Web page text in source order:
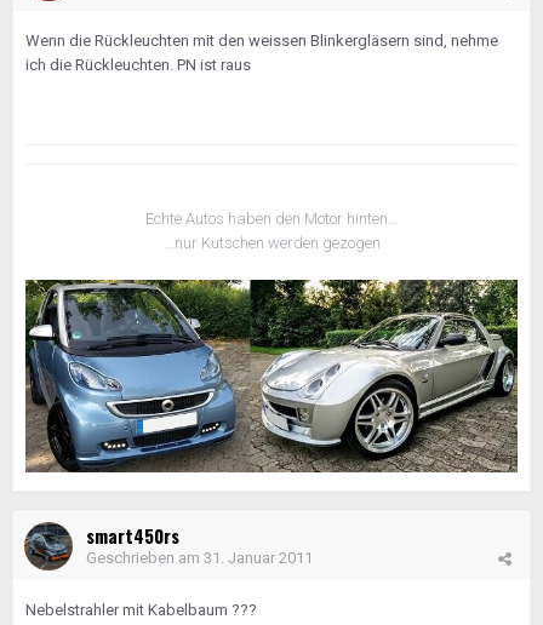
Wenn die Rückleuchten mit den weissen Blinkergläsern sind, nehme
ich die Rückleuchten. PN ist raus
Echte Autos haben den Motor hinten...
...nur Kutschen werden gezogen
smart450rs
Geschrieben am 31. Januar 2011
Nebelstrahler mit Kabelbaum ???